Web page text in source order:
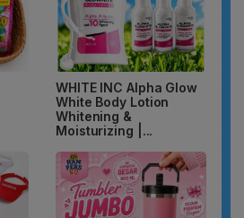
WHITE INC Alpha Glow
White Body Lotion
Whitening &
Moisturizing |...